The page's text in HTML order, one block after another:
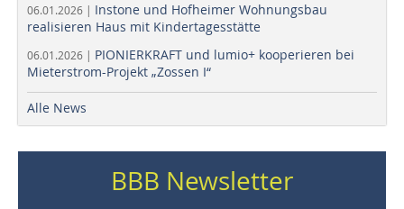
06.01.2026 | Instone und Hofheimer Wohnungsbau
realisieren Haus mit Kindertagesstätte
06.01.2026 | PIONIERKRAFT und lumio+ kooperieren bei
Mieterstrom-Projekt „Zossen I“
Alle News
BBB Newsletter